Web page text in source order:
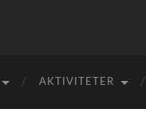
AKTIVITETER